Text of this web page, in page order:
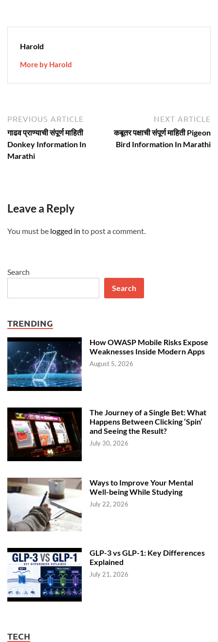
Harold
More by Harold
Post
navigation
PREVIOUS ARTICLE
article:
गाढव प्राण्याची संपूर्ण माहिती
Donkey Information In
Marathi
NEXT ARTICLE
कबूतर पक्षाची संपूर्ण माहिती Pigeon
Bird Information In Marathi
Leave a Reply
You must be logged in to post a comment.
Search
Search
TRENDING
How OWASP Mobile Risks Expose
Weaknesses Inside Modern Apps
August 5, 2026
The Journey of a Single Bet: What
Happens Between Clicking ‘Spin’
and Seeing the Result?
July 30, 2026
Ways to Improve Your Mental
Well-being While Studying
July 22, 2026
GLP-3 vs GLP-1: Key Differences
Explained
July 21, 2026
TECH